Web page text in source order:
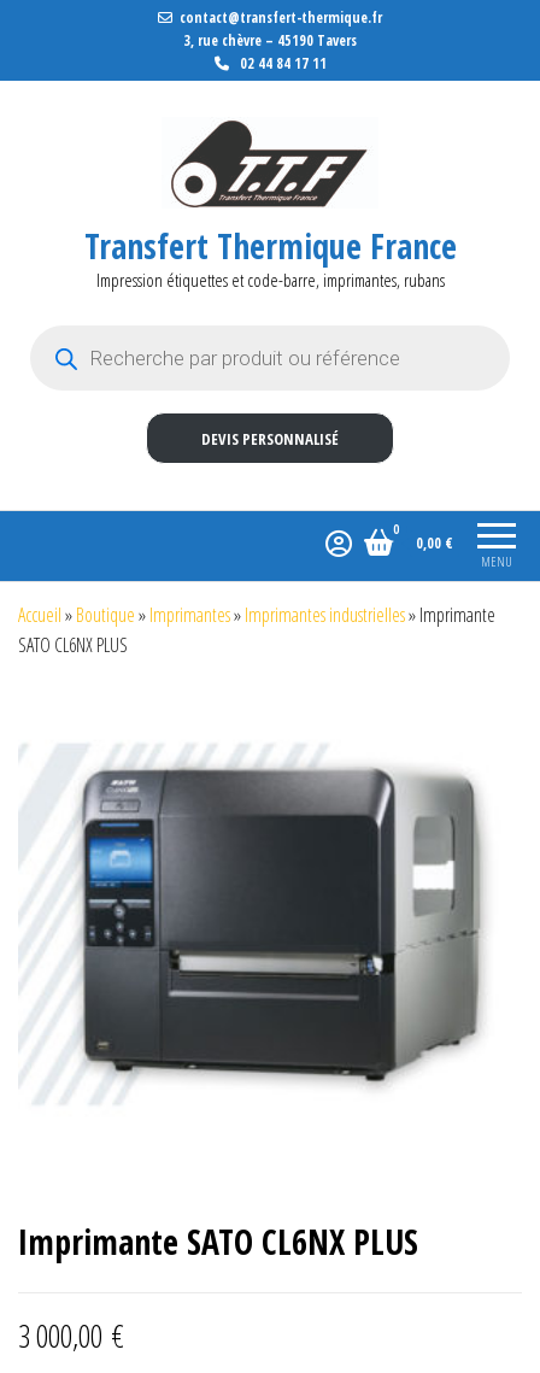
contact@transfert-thermique.fr
3, rue chèvre – 45190 Tavers
02 44 84 17 11
Transfert Thermique France
Impression étiquettes et code-barre, imprimantes, rubans
DEVIS PERSONNALISÉ
MENU
0
0,00 €
Accueil»Boutique»Imprimantes»Imprimantes industrielles»Imprimante
SATO CL6NX PLUS
Imprimante SATO CL6NX PLUS
3 000,00 €